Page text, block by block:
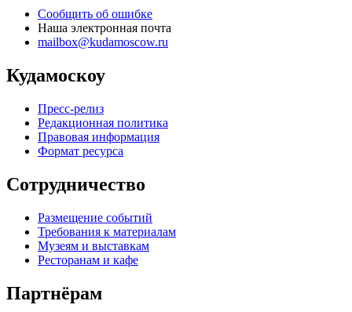
Сообщить об ошибке
Наша электронная почта
mailbox@kudamoscow.ru
Кудамоскоу
Пресс-релиз
Редакционная политика
Правовая информация
Формат ресурса
Сотрудничество
Размещение событий
Требования к материалам
Музеям и выставкам
Ресторанам и кафе
Партнёрам